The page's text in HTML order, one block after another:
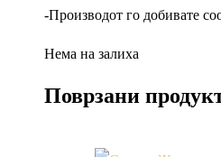
-Производот го добивате
Нема на залиха
Поврзани